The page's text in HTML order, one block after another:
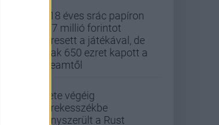
A 18 éves srác papíron
437 millió forintot
keresett a játékával, de
csak 650 ezret kapott a
Steamtől
Élete végéig
kerekesszékbe
kényszerült a Rust